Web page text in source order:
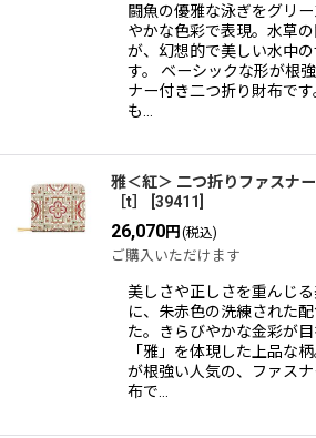
闘魚の優雅な泳ぎをグリ
やかな色彩で表現。水草
が、幻想的で美しい水中
す。 ベーシックな形が根
ナー付き二つ折り財布で
も…
雅＜紅＞ 二つ折りファスナ
［t］
39411
26,070円 (税込)
ご購入いただけます
美しさや正しさを重んじ
に、朱赤色の洗練された
た。きらびやかな金彩が
「雅」を体現した上品な
が根強い人気の、ファス
布で…